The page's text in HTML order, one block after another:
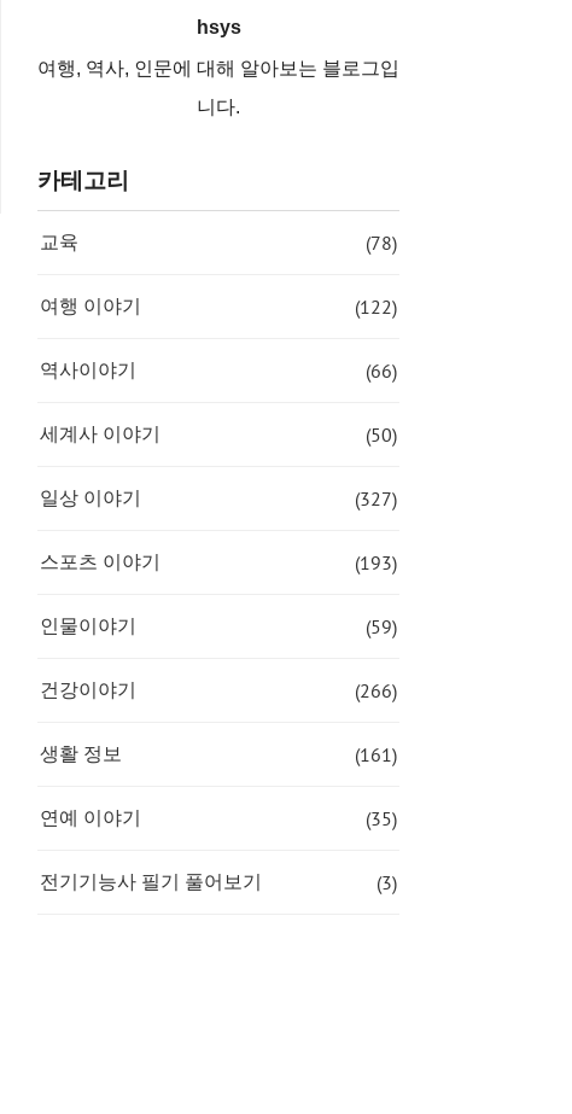
hsys
여행, 역사, 인문에 대해 알아보는 블로그입
니다.
카테고리
교육 (78)
여행 이야기 (122)
역사이야기 (66)
세계사 이야기 (50)
일상 이야기 (327)
스포츠 이야기 (193)
인물이야기 (59)
건강이야기 (266)
생활 정보 (161)
연예 이야기 (35)
전기기능사 필기 풀어보기 (3)